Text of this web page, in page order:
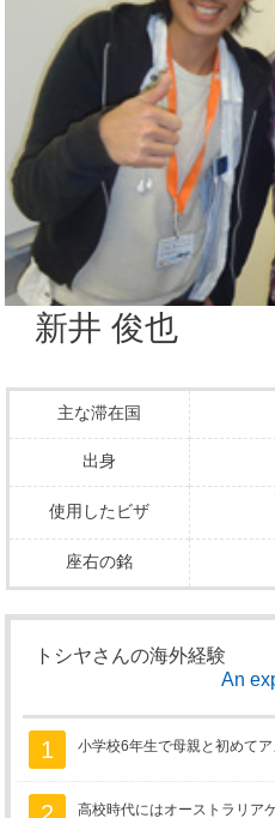
新井 俊也
主な滞在国
出身
使用したビザ
座右の銘
トシヤさんの海外経験
An
1 小学校6年生で母親と初めて
高校時代にはオーストラリア